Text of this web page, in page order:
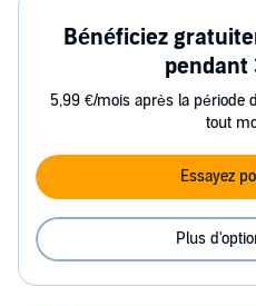
Bénéficiez
pendant
5,99 €/mois après la période
tout
Essayez
Plus